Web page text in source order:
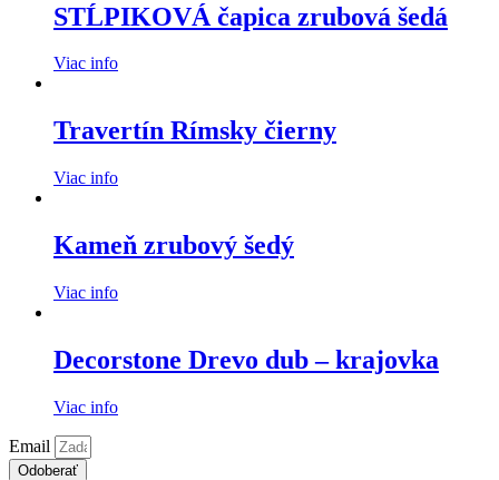
STĹPIKOVÁ čapica zrubová šedá
Viac info
Travertín Rímsky čierny
Viac info
Kameň zrubový šedý
Viac info
Decorstone Drevo dub – krajovka
Viac info
Email
Odoberať